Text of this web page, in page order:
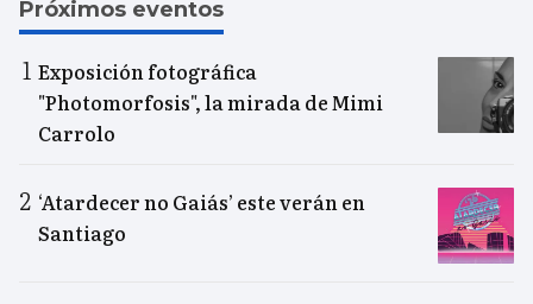
Próximos eventos
Exposición fotográfica
"Photomorfosis", la mirada de Mimi
Carrolo
‘Atardecer no Gaiás’ este verán en
Santiago